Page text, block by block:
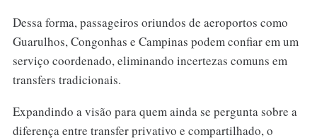
Dessa forma, passageiros oriundos de aeroportos como
Guarulhos, Congonhas e Campinas podem confiar em um
serviço coordenado, eliminando incertezas comuns em
transfers tradicionais.
Expandindo a visão para quem ainda se pergunta sobre a
diferença entre transfer privativo e compartilhado, o